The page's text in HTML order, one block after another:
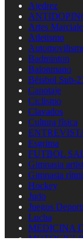
Ajedrez
Artes
Atletismo
Badminton
Balonmano
Béisbol Sub-
Canotaje
Ciclismo
Clavados
Cultura física
Esgrima
FUTBOL
Gimnasia
Gimnasia
Hockey
Judo
Juegos
Lucha
MEDICINA